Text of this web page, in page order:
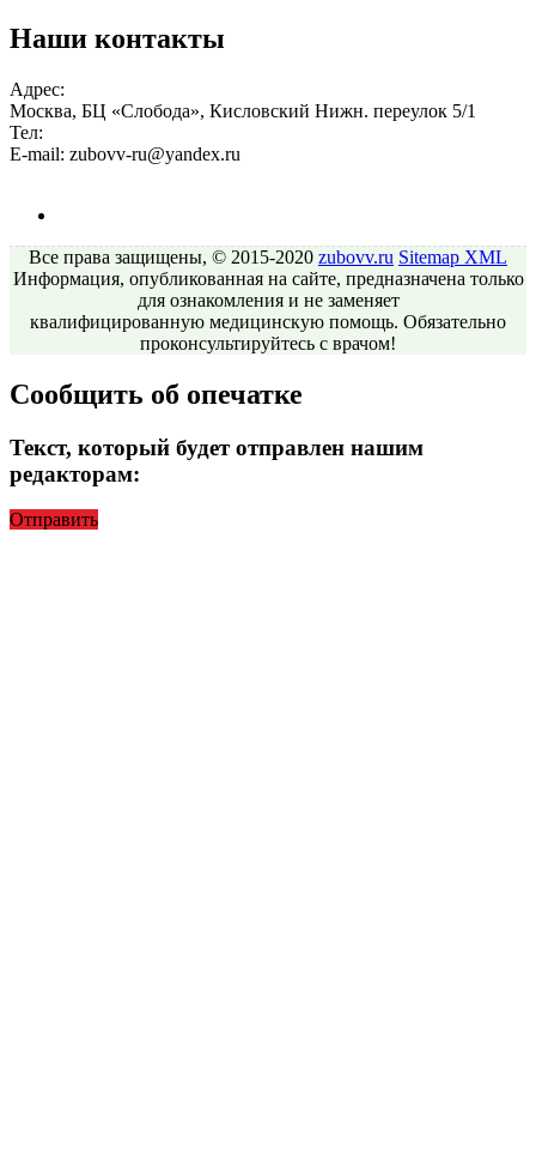
Наши контакты
Адрес:
Москва, БЦ «Слобода», Кисловский Нижн. переулок 5/1
Тел:
E-mail: zubovv-ru@yandex.ru
Все права защищены, © 2015-2020 zubovv.ru Sitemap XML
Информация, опубликованная на сайте, предназначена только
для ознакомления и не заменяет
квалифицированную медицинскую помощь. Обязательно
проконсультируйтесь с врачом!
Сообщить об опечатке
Текст, который будет отправлен нашим
редакторам:
Отправить